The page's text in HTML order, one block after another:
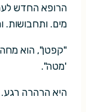
הרופא החדש
מים. ותחבושות.
"קפטן", הוא
'מטה".
היא הרהרה רגע.